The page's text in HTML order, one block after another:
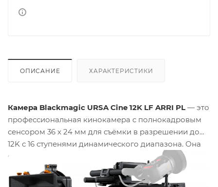
ОПИСАНИЕ ХАРАКТЕРИСТИКИ
Камера Blackmagic URSA Cine 12K LF ARRI PL — это
профессиональная кинокамера с полнокадровым
сенсором 36 x 24 мм для съёмки в разрешении до
12K с 16 ступенями динамического диапазона. Она
оснащена встроенным 8ТБ накопителем, сменными
байонетами, ND-фильтрами и полным набором
профессиональных интерфейсов для работы на